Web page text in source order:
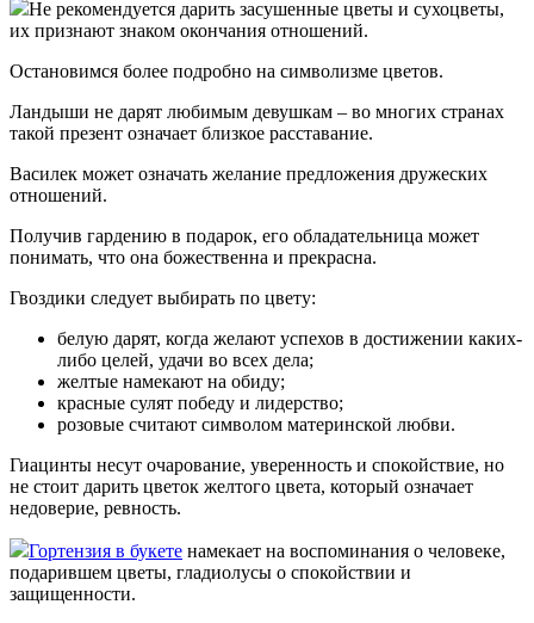
Не рекомендуется дарить засушенные цветы и сухоцветы,
их признают знаком окончания отношений.
Остановимся более подробно на символизме цветов.
Ландыши не дарят любимым девушкам – во многих странах
такой презент означает близкое расставание.
Василек может означать желание предложения дружеских
отношений.
Получив гардению в подарок, его обладательница может
понимать, что она божественна и прекрасна.
Гвоздики следует выбирать по цвету:
белую дарят, когда желают успехов в достижении каких-
либо целей, удачи во всех дела;
желтые намекают на обиду;
красные сулят победу и лидерство;
розовые считают символом материнской любви.
Гиацинты несут очарование, уверенность и спокойствие, но
не стоит дарить цветок желтого цвета, который означает
недоверие, ревность.
Гортензия в букете намекает на воспоминания о человеке,
подарившем цветы, гладиолусы о спокойствии и
защищенности.